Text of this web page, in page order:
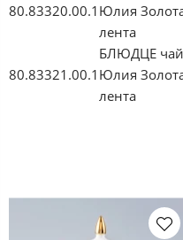
80.83320.00.1 Юлия
лента
80.83321.00.1
БЛЮДЦЕ
Юлия
лента